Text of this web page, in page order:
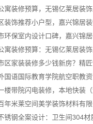
国语国际教育学院航空职教
锈钢全案设计：卫生间304材